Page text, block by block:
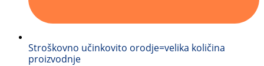
Stroškovno učinkovito orodje=velika količina
proizvodnje